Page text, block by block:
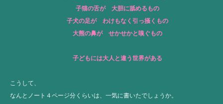
子猫の舌が 大胆に舐めるもの
子犬の足が わけもなく引っ掻くもの
大熊の鼻が せかせかと嗅ぐもの
子どもには大人と違う世界がある
こうして、
なんとノート４ページ分くらいは、一気に書いたでしょうか。